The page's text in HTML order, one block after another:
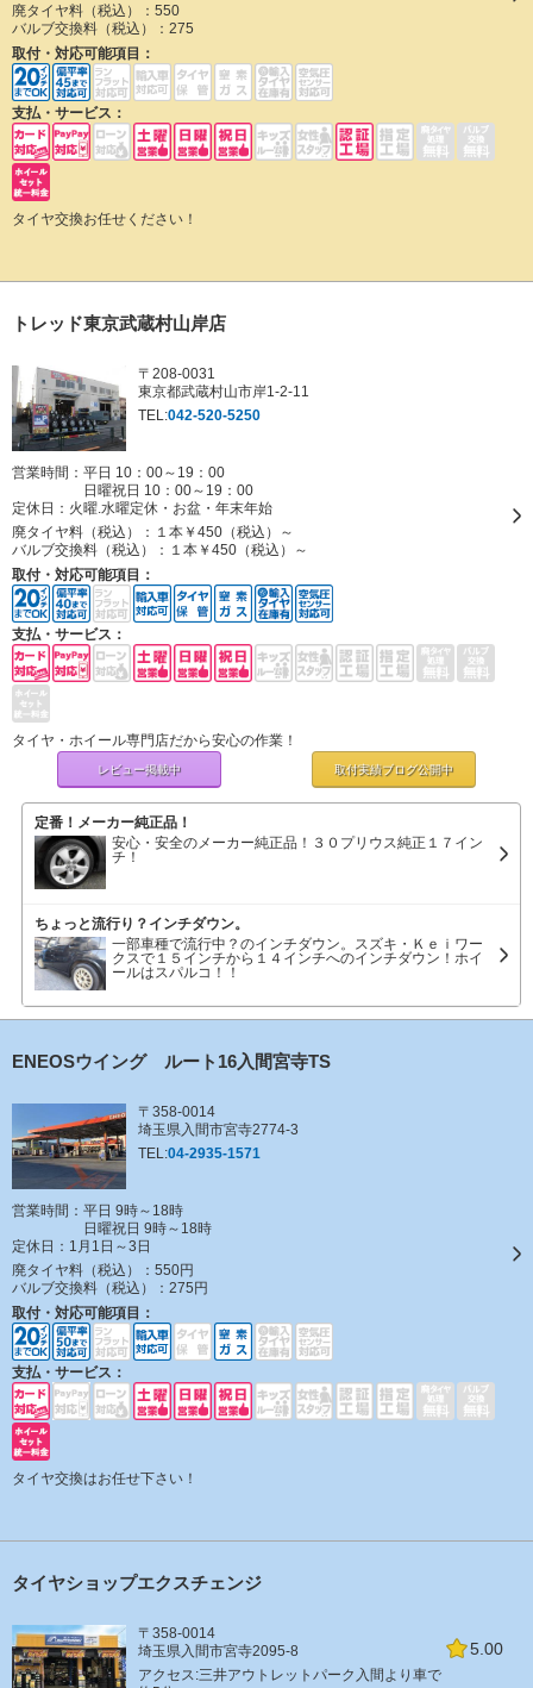
廃タイヤ料（税込）： 550
バルブ交換料（税込）： 275
取付・対応可能項目：
支払・サービス：
タイヤ交換お任せください！
トレッド東京武蔵村山岸店
〒208-0031
東京都武蔵村山市岸1-2-11
TEL:042-520-5250
営業時間：平日 10：00～19：00
日曜祝日 10：00～19：00
定休日： 火曜.水曜定休・お盆・年末年始
廃タイヤ料（税込）： １本￥450（税込）～
バルブ交換料（税込）： １本￥450（税込）～
取付・対応可能項目：
支払・サービス：
タイヤ・ホイール専門店だから安心の作業！
レビュー掲載中 取付実績ブログ公開中
定番！メーカー純正品！
安心・安全のメーカー純正品！３０プリウス純正１７イン
チ！
ちょっと流行り？インチダウン。
一部車種で流行中？のインチダウン。スズキ・Ｋｅｉワー
クスで１５インチから１４インチへのインチダウン！ホイ
ールはスパルコ！！
ENEOSウイング ルート16入間宮寺TS
〒358-0014
埼玉県入間市宮寺2774-3
TEL:04-2935-1571
営業時間：平日 9時～18時
日曜祝日 9時～18時
定休日： 1月1日～3日
廃タイヤ料（税込）： 550円
バルブ交換料（税込）： 275円
取付・対応可能項目：
支払・サービス：
タイヤ交換はお任せ下さい！
タイヤショップエクスチェンジ
5.00
〒358-0014
埼玉県入間市宮寺2095-8
アクセス:三井アウトレットパーク入間より車で